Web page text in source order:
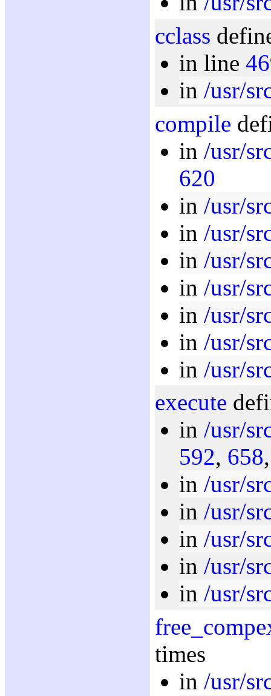
cclass
in line
in /usr/
compile
in /usr/
620
in /usr/
in /usr/
in /usr/
in /usr/
in /usr/
in /usr/
in /usr/
execute
in /usr/
592, 658
in /usr/
in /usr/
in /usr/
in /usr/
in /usr/
times
in /usr/